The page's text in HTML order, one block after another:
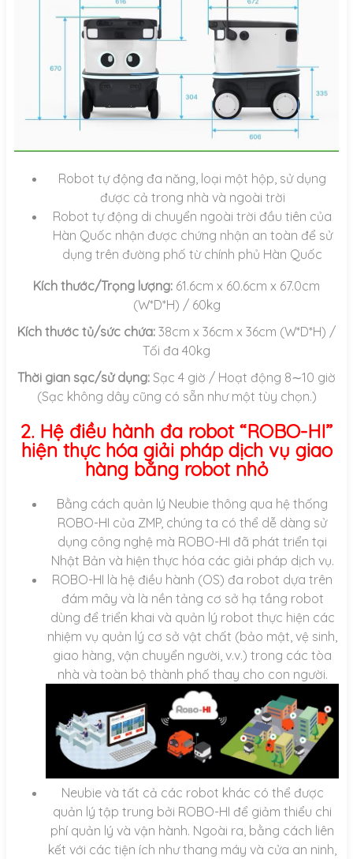
Robot tự động đa năng, loại một hộp, sử dụng
được cả trong nhà và ngoài trời
Robot tự động di chuyển ngoài trời đầu tiên của
Hàn Quốc nhận được chứng nhận an toàn để sử
dụng trên đường phố từ chính phủ Hàn Quốc
Kích thước/Trọng lượng: 61.6cm x 60.6cm x 67.0cm
(W*D*H) / 60kg
Kích thước tủ/sức chứa: 38cm x 36cm x 36cm (W*D*H) /
Tối đa 40kg
Thời gian sạc/sử dụng: Sạc 4 giờ / Hoạt động 8∼10 giờ
(Sạc không dây cũng có sẵn như một tùy chọn.)
2. Hệ điều hành đa robot “ROBO-HI”
hiện thực hóa giải pháp dịch vụ giao
hàng bằng robot nhỏ
Bằng cách quản lý Neubie thông qua hệ thống
ROBO-HI của ZMP, chúng ta có thể dễ dàng sử
dụng công nghệ mà ROBO-HI đã phát triển tại
Nhật Bản và hiện thực hóa các giải pháp dịch vụ.
ROBO-HI là hệ điều hành (OS) đa robot dựa trên
đám mây và là nền tảng cơ sở hạ tầng robot
dùng để triển khai và quản lý robot thực hiện các
nhiệm vụ quản lý cơ sở vật chất (bảo mật, vệ sinh,
giao hàng, vận chuyển người, v.v.) trong các tòa
nhà và toàn bộ thành phố thay cho con người.
Neubie và tất cả các robot khác có thể được
quản lý tập trung bởi ROBO-HI để giảm thiểu chi
phí quản lý và vận hành. Ngoài ra, bằng cách liên
kết với các tiện ích như thang máy và cửa an ninh,